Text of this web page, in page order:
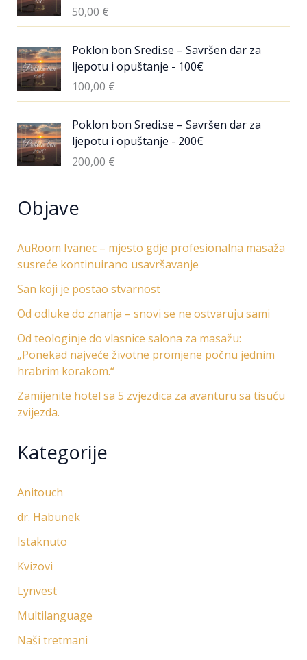
50,00 €
Poklon bon Sredi.se – Savršen dar za
ljepotu i opuštanje - 100€
100,00 €
Poklon bon Sredi.se – Savršen dar za
ljepotu i opuštanje - 200€
200,00 €
Objave
AuRoom Ivanec – mjesto gdje profesionalna masaža
susreće kontinuirano usavršavanje
San koji je postao stvarnost
Od odluke do znanja – snovi se ne ostvaruju sami
Od teologinje do vlasnice salona za masažu:
„Ponekad najveće životne promjene počnu jednim
hrabrim korakom.“
Zamijenite hotel sa 5 zvjezdica za avanturu sa tisuću
zvijezda.
Kategorije
Anitouch
dr. Habunek
Istaknuto
Kvizovi
Lynvest
Multilanguage
Naši tretmani